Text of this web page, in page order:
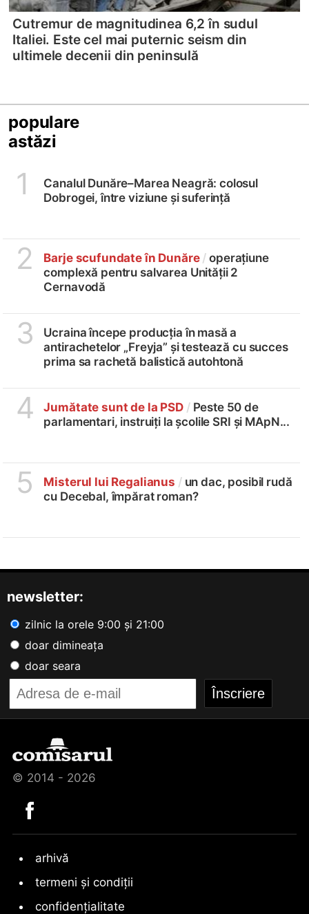
Cutremur de magnitudinea 6,2 în sudul
Italiei. Este cel mai puternic seism din
ultimele decenii din peninsulă
populare
astăzi
1
Canalul Dunăre–Marea Neagră: colosul
Dobrogei, între viziune și suferință
2 Barje scufundate în Dunăre / operațiune
complexă pentru salvarea Unității 2
Cernavodă
3
Ucraina începe producția în masă a
antirachetelor „Freyja” și testează cu succes
prima sa rachetă balistică autohtonă
4 Jumătate sunt de la PSD / Peste 50 de
parlamentari, instruiți la școlile SRI și MApN...
5 Misterul lui Regalianus /un dac, posibil rudă
cu Decebal, împărat roman?
newsletter:
zilnic la orele 9:00 și 21:00
doar dimineața
doar seara
© 2014 - 2026
arhivă
termeni și condiții
confidențialitate